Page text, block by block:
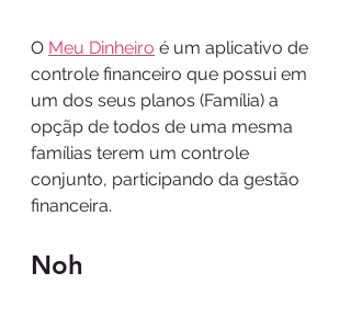
O Meu Dinheiro é um aplicativo de
controle financeiro que possui em
um dos seus planos (Família) a
opçãp de todos de uma mesma
famílias terem um controle
conjunto, participando da gestão
financeira.
Noh